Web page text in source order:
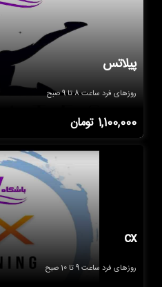
پیلاتس
روزهای فرد ساعت 8 تا 9 صبح
1,100,000 تومان
cx
روزهای فرد ساعت 9 تا 10 صبح